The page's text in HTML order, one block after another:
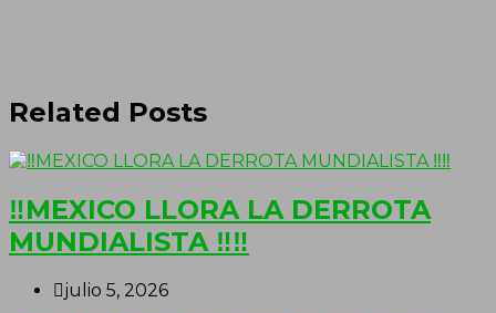
Related Posts
‼MEXICO LLORA LA DERROTA
MUNDIALISTA ‼‼
julio 5, 2026